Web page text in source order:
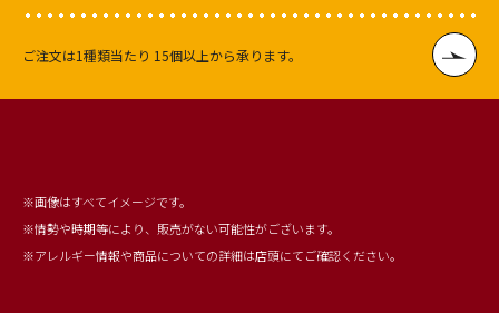
※画像はすべてイメージです。
※情勢や時期等により、販売がない可能性がございます。
※アレルギー情報や商品についての詳細は店頭にてご確認ください。
ご注文は1種類当たり 15個以上から承ります。